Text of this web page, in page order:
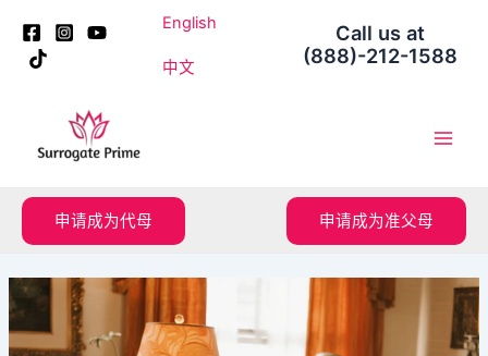
English
中文
Call us at
(888)-212-1588
申请成为代母 申请成为准父母
navigation